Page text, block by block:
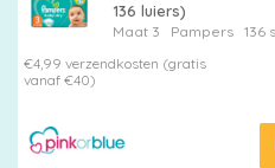
136 luiers)
Maat 3 Pampers
136
€4,99 verzendkosten (gratis
vanaf €40)